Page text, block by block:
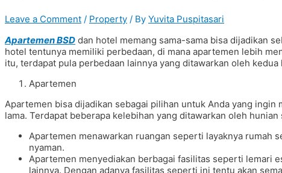
Leave a Comment / Property / By Yuvita Puspitasari
Apartemen BSD dan hotel memang sama-sama bisa dijadikan
hotel tentunya memiliki perbedaan, di mana apartemen lebih
itu, terdapat pula perbedaan lainnya yang ditawarkan oleh
Apartemen
Apartemen bisa dijadikan sebagai pilihan untuk Anda yang ingin
lama. Terdapat beberapa kelebihan yang ditawarkan oleh hunian
Apartemen menawarkan ruangan seperti layaknya rumah
nyaman.
Apartemen menyediakan berbagai fasilitas seperti lemari
lainnya. Dengan adanya fasilitas seperti ini tentu akan